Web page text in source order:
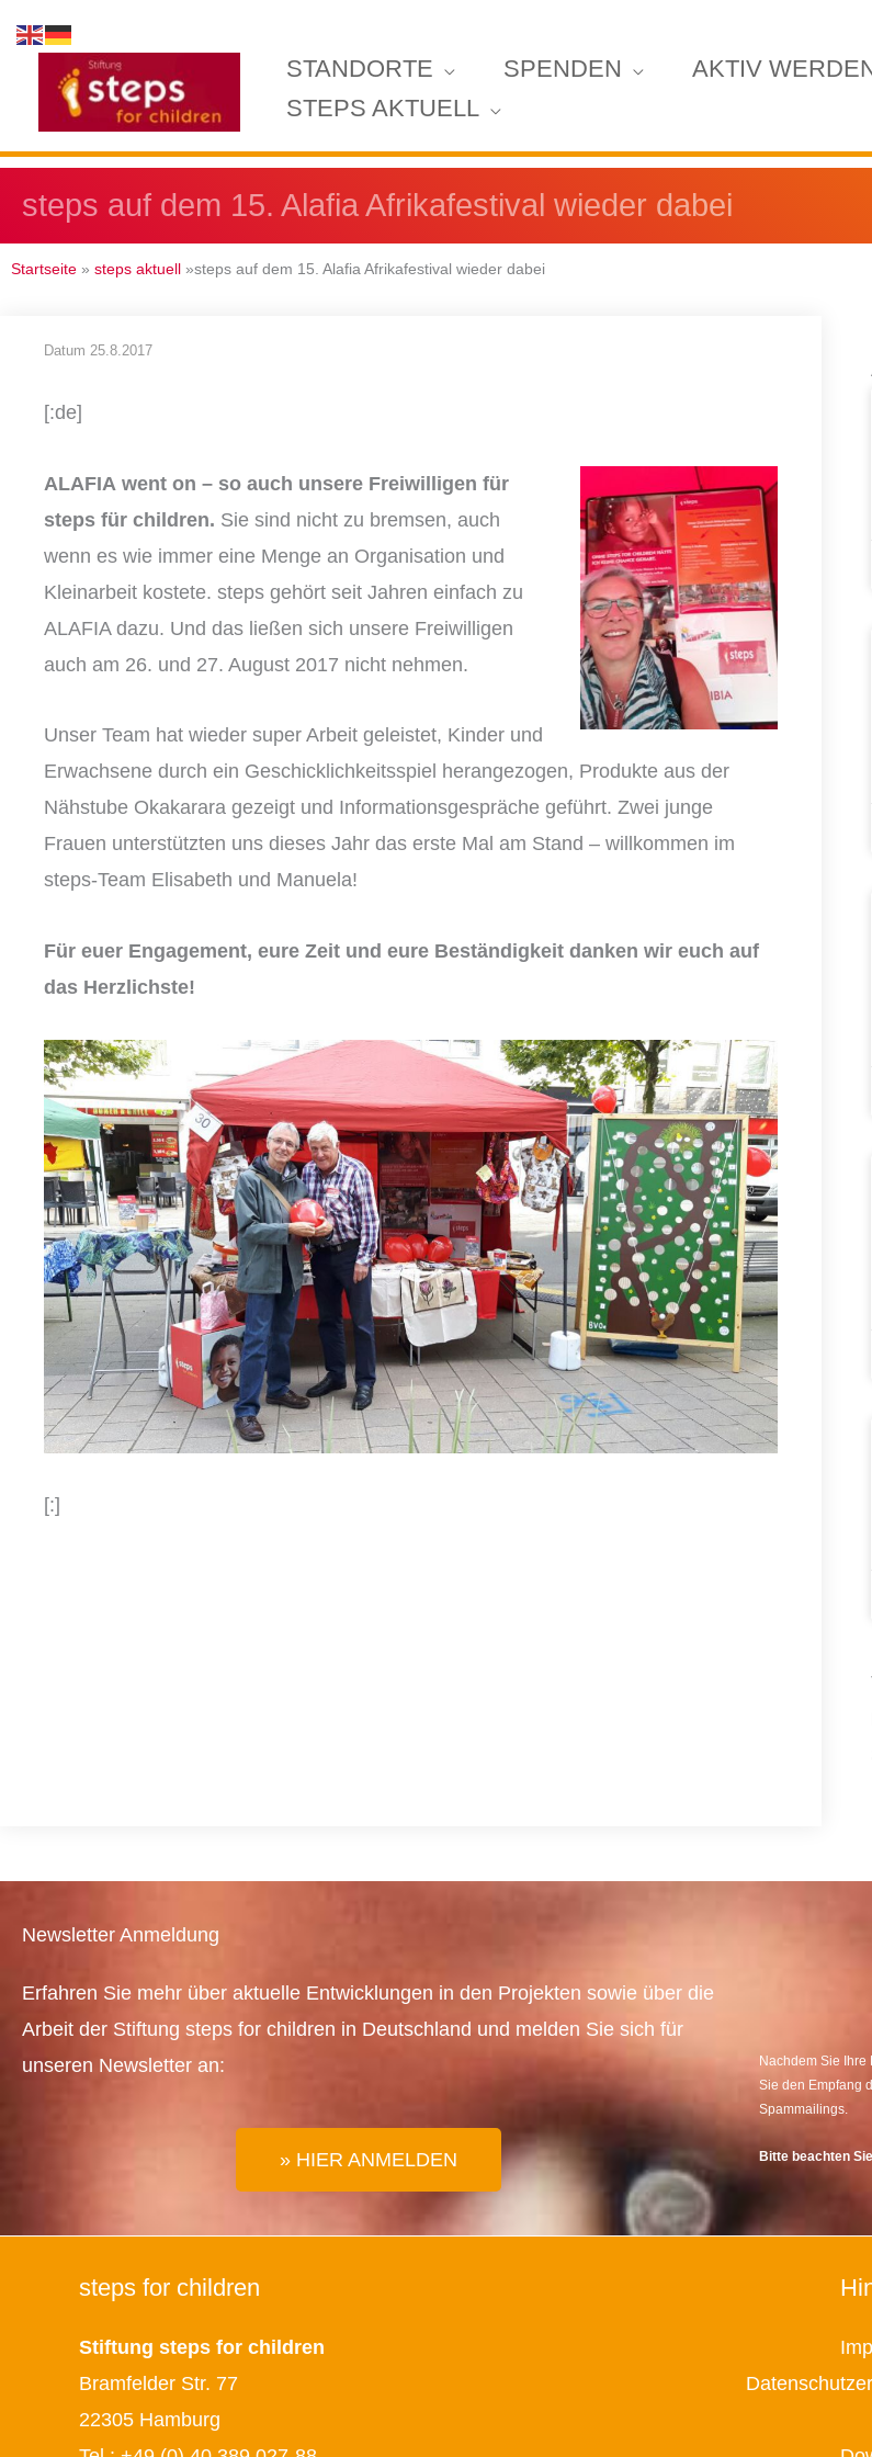
Inhalt
springen
STANDORTE SPENDEN AKTIV
STEPS AKTUELL
steps auf dem 15. Alafia Afrikafestival wieder dabei
Startseite » steps aktuell »steps auf dem 15. Alafia Afrikafestival wieder dabei
Datum 25.8.2017
[:de]
ALAFIA went on – so auch unsere Freiwilligen für
steps für children. Sie sind nicht zu bremsen, auch
wenn es wie immer eine Menge an Organisation und
Kleinarbeit kostete. steps gehört seit Jahren einfach zu
ALAFIA dazu. Und das ließen sich unsere Freiwilligen
auch am 26. und 27. August 2017 nicht nehmen.
Unser Team hat wieder super Arbeit geleistet, Kinder und
Erwachsene durch ein Geschicklichkeitsspiel herangezogen, Produkte aus der
Nähstube Okakarara gezeigt und Informationsgespräche geführt. Zwei junge
Frauen unterstützten uns dieses Jahr das erste Mal am Stand – willkommen im
steps-Team Elisabeth und Manuela!
Für euer Engagement, eure Zeit und eure Beständigkeit danken wir euch auf
das Herzlichste!
[:]
Newsletter Anmeldung
Erfahren Sie mehr über aktuelle Entwicklungen in den Projekten sowie über die
Arbeit der Stiftung steps for children in Deutschland und melden Sie sich für
unseren Newsletter an:
» HIER ANMELDEN
Nachdem Sie Ihre
Sie den Empfang
Spammailings.
Bitte beachten
steps for children
Stiftung steps for children
Bramfelder Str. 77
22305 Hamburg